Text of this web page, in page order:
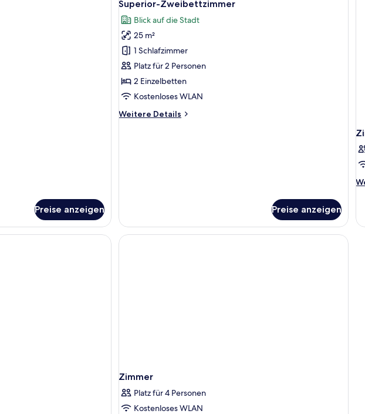
Preise anzeigen
Fotos
für
Superior-
Zweibettzimmer
anzeigen
Superior-Zweibettzimmer
Blick auf die Stadt
25 m²
1 Schlafzimmer
Platz für 2 Personen
2 Einzelbetten
Kostenloses WLAN
Weitere Details
Weitere
Preise anzeigen
Zimmer
Platz für 4 Personen
Kostenloses WLAN